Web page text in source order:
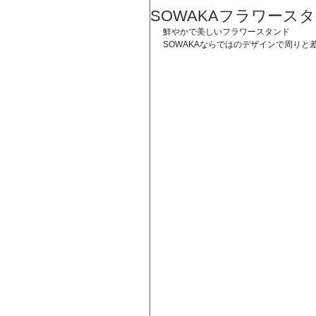
SOWAKAフラワース
鮮やかで美しいフラワースタンド
SOWAKAならではのデザインで周りと